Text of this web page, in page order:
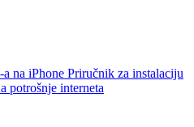
na iPhone Priručnik za instalaciju
potrošnje interneta